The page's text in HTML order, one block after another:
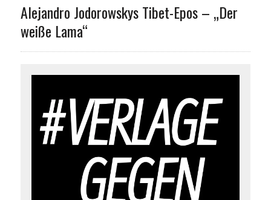
Alejandro Jodorowskys Tibet-Epos – „Der
weiße Lama“